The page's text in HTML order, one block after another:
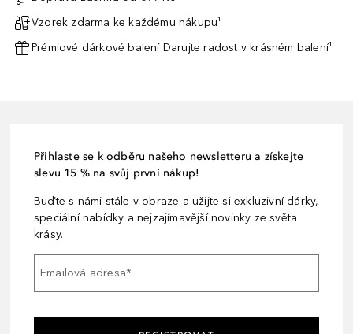
Vzorek zdarma ke každému nákupu¹
Prémiové dárkové balení Darujte radost v krásném balení¹
Přihlaste se k odběru našeho newsletteru a získejte
slevu 15 % na svůj první nákup!
Buďte s námi stále v obraze a užijte si exkluzivní dárky,
speciální nabídky a nejzajímavější novinky ze světa
krásy.
Emailová adresa*